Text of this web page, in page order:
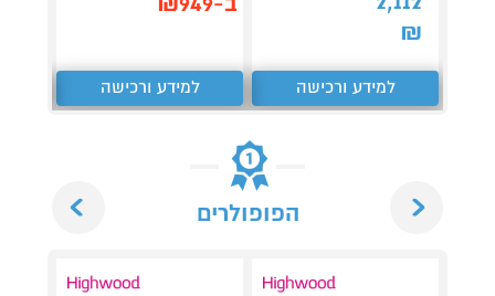
₪
למידע ורכישה למידע ורכישה
הפופולרים